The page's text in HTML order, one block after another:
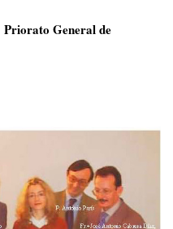
Priorato General de